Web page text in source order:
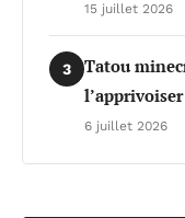
15 juillet 2026
3
Tatou
6 juillet 2026